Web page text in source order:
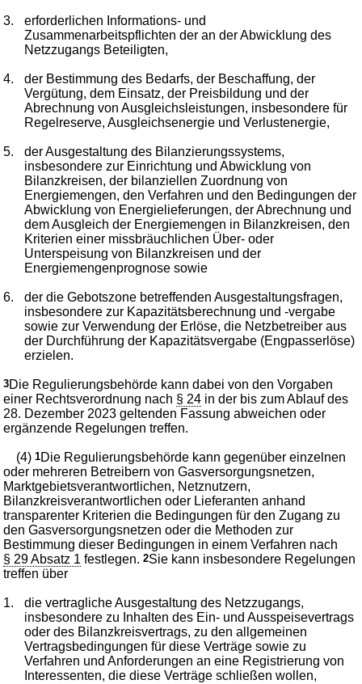
3.
erforderlichen Informations- und
Zusammenarbeitspflichten der an der Abwicklung des
Netzzugangs Beteiligten,
4.
der Bestimmung des Bedarfs, der Beschaffung, der
Vergütung, dem Einsatz, der Preisbildung und der
Abrechnung von Ausgleichsleistungen, insbesondere für
Regelreserve, Ausgleichsenergie und Verlustenergie,
5.
der Ausgestaltung des Bilanzierungssystems,
insbesondere zur Einrichtung und Abwicklung von
Bilanzkreisen, der bilanziellen Zuordnung von
Energiemengen, den Verfahren und den Bedingungen der
Abwicklung von Energielieferungen, der Abrechnung und
dem Ausgleich der Energiemengen in Bilanzkreisen, den
Kriterien einer missbräuchlichen Über- oder
Unterspeisung von Bilanzkreisen und der
Energiemengenprognose sowie
6.
der die Gebotszone betreffenden Ausgestaltungsfragen,
insbesondere zur Kapazitätsberechnung und -vergabe
sowie zur Verwendung der Erlöse, die Netzbetreiber aus
der Durchführung der Kapazitätsvergabe (Engpasserlöse)
erzielen.
3Die Regulierungsbehörde kann dabei von den Vorgaben
einer Rechtsverordnung nach § 24 in der bis zum Ablauf des
28. Dezember 2023 geltenden Fassung abweichen oder
ergänzende Regelungen treffen.
(4)1Die Regulierungsbehörde kann gegenüber einzelnen
oder mehreren Betreibern von Gasversorgungsnetzen,
Marktgebietsverantwortlichen, Netznutzern,
Bilanzkreisverantwortlichen oder Lieferanten anhand
transparenter Kriterien die Bedingungen für den Zugang zu
den Gasversorgungsnetzen oder die Methoden zur
Bestimmung dieser Bedingungen in einem Verfahren nach
§ 29 Absatz 1 festlegen.2Sie kann insbesondere Regelungen
treffen über
1.
die vertragliche Ausgestaltung des Netzzugangs,
insbesondere zu Inhalten des Ein- und Ausspeisevertrags
oder des Bilanzkreisvertrags, zu den allgemeinen
Vertragsbedingungen für diese Verträge sowie zu
Verfahren und Anforderungen an eine Registrierung von
Interessenten, die diese Verträge schließen wollen,